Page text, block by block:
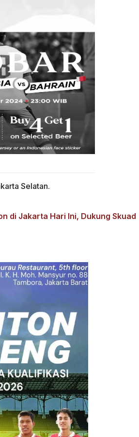
Selatan.
di Jakarta Hari Ini, Dukung Skuad